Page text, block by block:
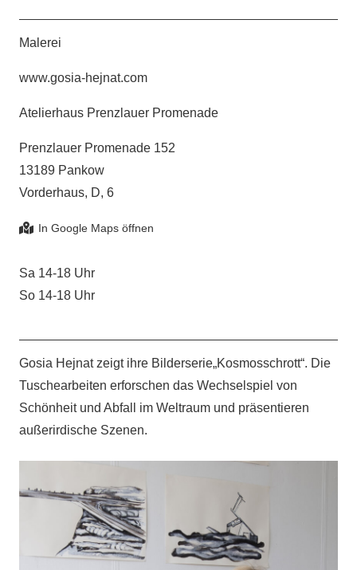
Malerei
www.gosia-hejnat.com
Atelierhaus Prenzlauer Promenade
Prenzlauer Promenade 152
13189 Pankow
Vorderhaus, D, 6
Sa 14-18 Uhr
So 14-18 Uhr
Gosia Hejnat zeigt ihre Bilderserie„Kosmosschrott“. Die
Tuschearbeiten erforschen das Wechselspiel von
Schönheit und Abfall im Weltraum und präsentieren
außerirdische Szenen.